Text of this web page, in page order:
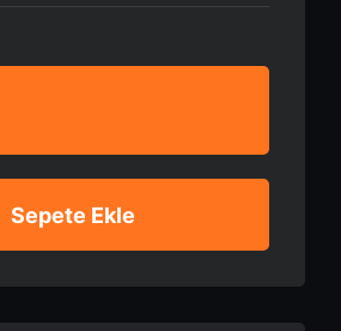
Sepete Ekle